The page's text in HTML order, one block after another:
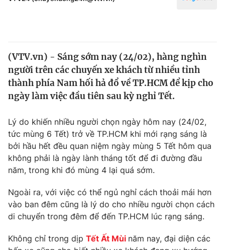
Thế giới
Tin tức
Thế giới đó đây
Câu chuyện quốc tế
Kinh tế
Tài chính
Thị trường
Góc doanh nghiệp
Dữ liệu và đời sống
Truyền hình
Hậu trường
Nhân vật
Khán giả
Giải trí
Điện ảnh
Đời sống
Du lịch
Đời sống
(VTV.vn) - Sáng sớm nay (24/02), hàng nghìn
người trên các chuyến xe khách từ nhiều tỉnh
thành phía Nam hối hả đổ về TP.HCM để kịp cho
ngày làm việc đầu tiên sau kỳ nghỉ Tết.
Lý do khiến nhiều người chọn ngày hôm nay (24/02,
tức mùng 6 Tết) trở về TP.HCM khi mới rạng sáng là
bởi hầu hết đều quan niệm ngày mùng 5 Tết hôm qua
không phải là ngày lành tháng tốt để đi đường đầu
năm, trong khi đó mùng 4 lại quá sớm.
Ngoài ra, với việc có thể ngủ nghỉ cách thoải mái hơn
vào ban đêm cũng là lý do cho nhiều người chọn cách
di chuyển trong đêm để đến TP.HCM lúc rạng sáng.
Không chỉ trong dịp Tết Ất Mùi năm nay, đại diện các